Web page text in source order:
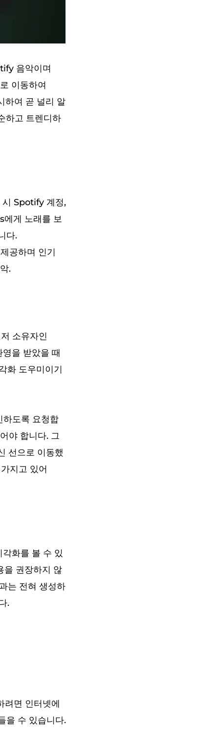
음악이며
이동하여
여 곧 널리 알
하고 트렌디하
시 Spotify 계정,
게 노래를 보
다.
공하며 인기
.
소유자인
을 받았을 때
화 도우미이기
도록 요청합
야 합니다. 그
선으로 이동했
지고 있어
화를 볼 수 있
을 권장하지 않
는 전혀 생성하
.
려면 인터넷에
을 수 있습니다.